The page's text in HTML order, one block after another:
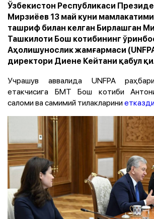
Ўзбекистон Республикаси
Мирзиёев 13 май куни
ташриф билан келган Бирлашган
Ташкилоти Бош котибининг
Аҳолишунослик жамғармаси
директори Диене Кейтани қабул
Учрашув аввалида UNFPA
етакчисига БМТ Бош котиби
саломи ва самимий тилакларини